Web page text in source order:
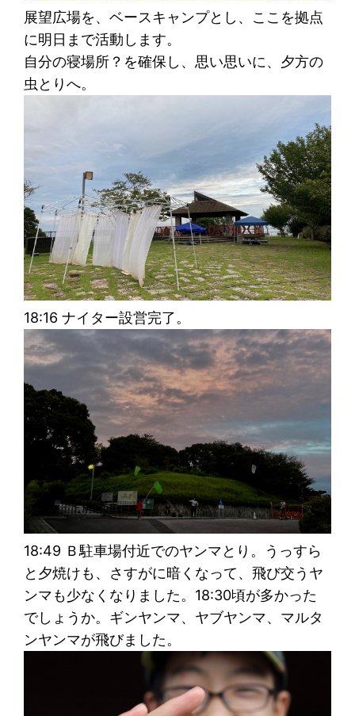
展望広場を、ベースキャンプとし、ここを拠点
に明日まで活動します。
自分の寝場所？を確保し、思い思いに、夕方の
虫とりへ。
18:16 ナイター設営完了。
18:49 Ｂ駐車場付近でのヤンマとり。うっすら
と夕焼けも、さすがに暗くなって、飛び交うヤ
ンマも少なくなりました。18:30頃が多かった
でしょうか。ギンヤンマ、ヤブヤンマ、マルタ
ンヤンマが飛びました。